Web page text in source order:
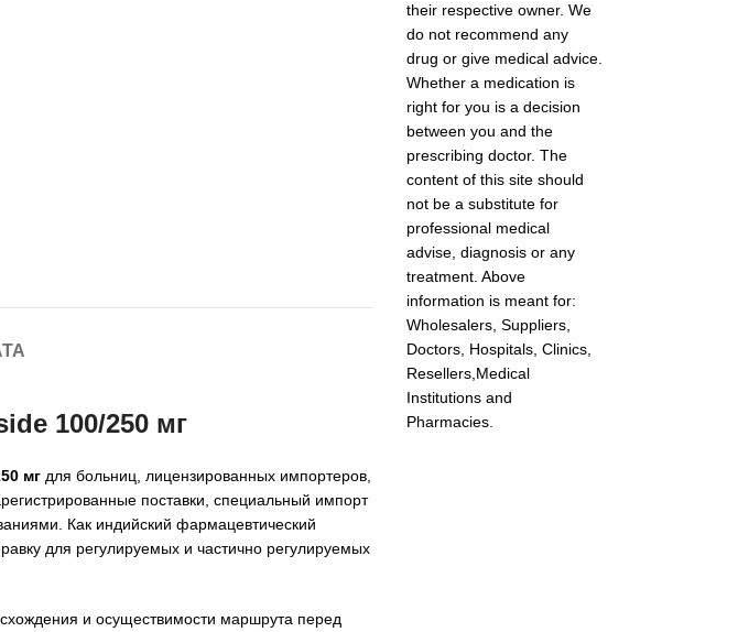
100/250 мг
мг для больниц, лицензированных импортеров,
поставки, специальный импорт
Как индийский фармацевтический
для регулируемых и частично регулируемых
и осуществимости маршрута перед
their respective owner. We
do not recommend any
drug or give medical advice.
Whether a medication is
right for you is a decision
between you and the
prescribing doctor. The
content of this site should
not be a substitute for
professional medical
advise, diagnosis or any
treatment. Above
information is meant for:
Wholesalers, Suppliers,
Doctors, Hospitals, Clinics,
Resellers,Medical
Institutions and
Pharmacies.